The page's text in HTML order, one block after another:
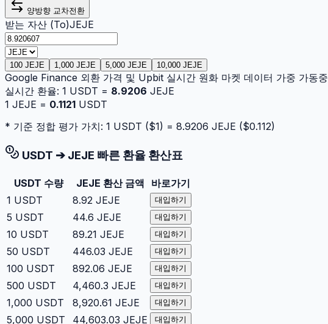
양방향 교차전환
받는 자산 (To)JEJE
100 JEJE 1,000 JEJE 5,000 JEJE 10,000 JEJE
Google Finance 외환 가격 및 Upbit 실시간 원화 마켓 데이터 가중 가동중
실시간 환율: 1 USDT = 8.9206 JEJE
1 JEJE = 0.1121 USDT
* 기준 정합 평가 가치: 1 USDT ($1) = 8.9206 JEJE ($0.112)
USDT ➔ JEJE 빠른 환율 환산표
USDT 수량 JEJE 환산 금액
바로가기
1 USDT 8.92 JEJE 대입하기
5 USDT 44.6 JEJE 대입하기
10 USDT 89.21 JEJE 대입하기
50 USDT 446.03 JEJE 대입하기
100 USDT 892.06 JEJE 대입하기
500 USDT 4,460.3 JEJE 대입하기
1,000 USDT 8,920.61 JEJE 대입하기
5,000 USDT 44,603.03 JEJE 대입하기